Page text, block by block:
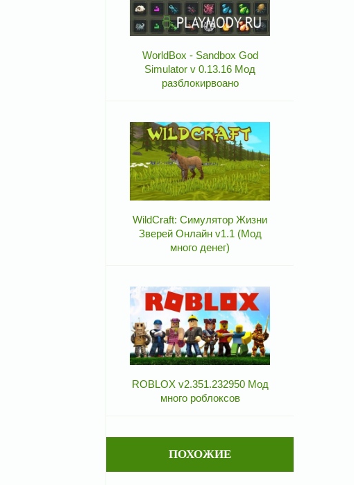
WorldBox - Sandbox God
Simulator v 0.13.16 Мод
разблокирвоано
WildCraft: Симулятор Жизни
Зверей Онлайн v1.1 (Мод
много денег)
ROBLOX v2.351.232950 Мод
много роблоксов
ПОХОЖИЕ